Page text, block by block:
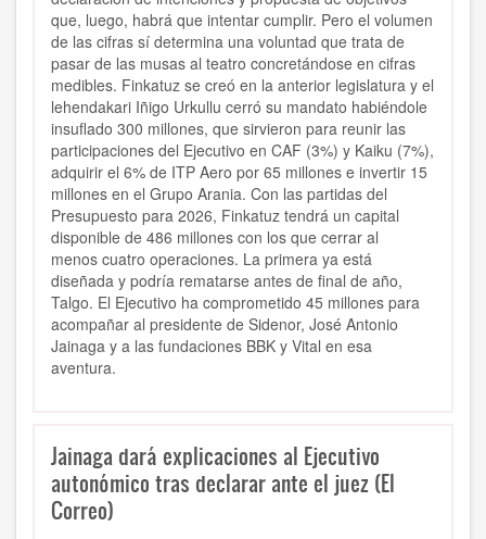
que, luego, habrá que intentar cumplir. Pero el volumen
de las cifras sí determina una voluntad que trata de
pasar de las musas al teatro concretándose en cifras
medibles. Finkatuz se creó en la anterior legislatura y el
lehendakari Iñigo Urkullu cerró su mandato habiéndole
insuflado 300 millones, que sirvieron para reunir las
participaciones del Ejecutivo en CAF (3%) y Kaiku (7%),
adquirir el 6% de ITP Aero por 65 millones e invertir 15
millones en el Grupo Arania. Con las partidas del
Presupuesto para 2026, Finkatuz tendrá un capital
disponible de 486 millones con los que cerrar al
menos cuatro operaciones. La primera ya está
diseñada y podría rematarse antes de final de año,
Talgo. El Ejecutivo ha comprometido 45 millones para
acompañar al presidente de Sidenor, José Antonio
Jainaga y a las fundaciones BBK y Vital en esa
aventura.
Jainaga dará explicaciones al Ejecutivo
autonómico tras declarar ante el juez (El
Correo)